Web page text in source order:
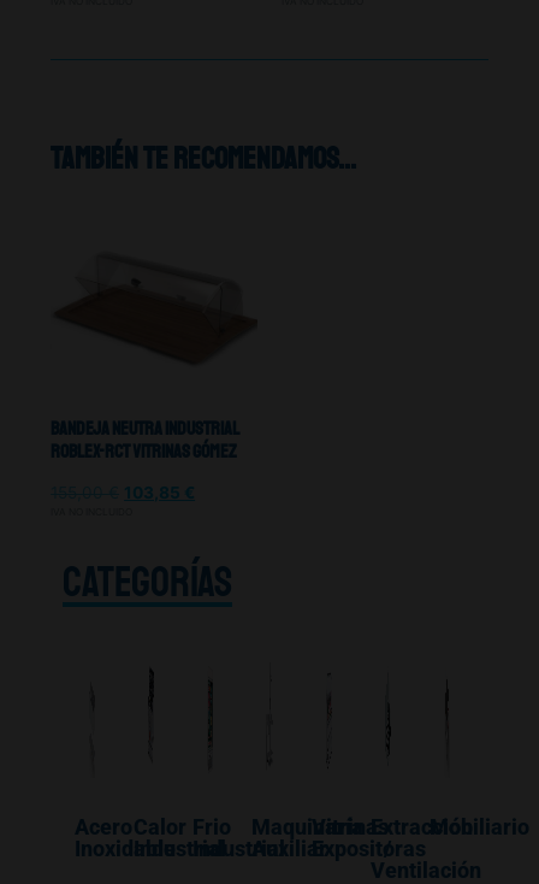
También te recomendamos…
Bandeja Neutra Industrial
ROBLEX-RCT Vitrinas Gómez
103,85 €
CATEGORÍAS
Acero
Inoxidable
Calor
Industrial
Frio
Industrial
Maquinaría
Auxiliar
Vitrinas
Expositoras
Extracción
/
Ventilación
Mobiliario